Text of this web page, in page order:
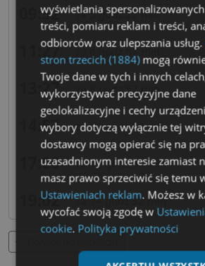
09:52 za 5 godz 22 min
11:27 za 6 godz 57 min
13:27 za 8 godz 57 min
14:57 za 10 godz 27 min
17:00 za 12 godz 30 min
19:02 za 14 godz 32 min
wyświetlania
treści, pomiaru reklam i treści,
odbiorców oraz ulepszania usług.
stron trzecich (1884)mogą
Twoje dane w tych i innych
wykorzystywać precyzyjne dane
geolokalizacyjne i cechy
wybory dotyczą wyłącznie tej
dostawcy mogą opierać się na
uzasadnionym interesie zamiast
masz prawo sprzeciwić się temu
Ustawieniach reklam. Możesz w
wycofać swoją zgodę w
cookie. Polityka prywatności